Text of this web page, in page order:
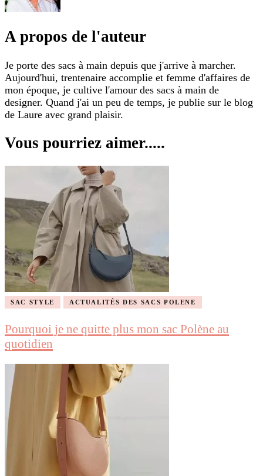
A propos de l'auteur
Je porte des sacs à main depuis que j'arrive à marcher.
Aujourd'hui, trentenaire accomplie et femme d'affaires de
mon époque, je cultive l'amour des sacs à main de
designer. Quand j'ai un peu de temps, je publie sur le blog
de Laure avec grand plaisir.
Vous pourriez aimer.....
SAC STYLE ACTUALITÉS DES SACS POLENE
Pourquoi je ne quitte plus mon sac Polène au
quotidien